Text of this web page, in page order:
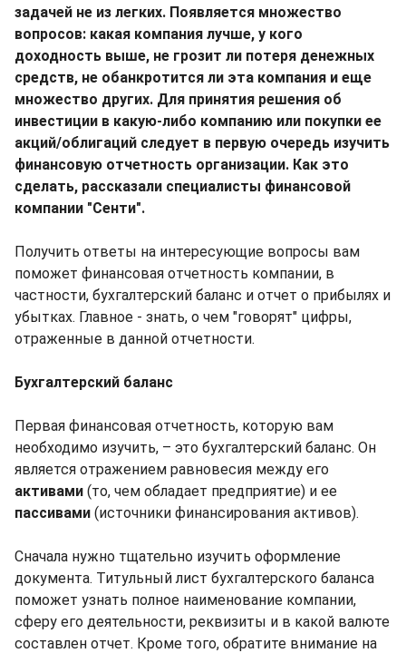
задачей не из легких. Появляется множество
вопросов: какая компания лучше, у кого
доходность выше, не грозит ли потеря денежных
средств, не обанкротится ли эта компания и еще
множество других. Для принятия решения об
инвестиции в какую-либо компанию или покупки ее
акций/облигаций следует в первую очередь изучить
финансовую отчетность организации. Как это
сделать, рассказали специалисты финансовой
компании "Сенти".
Получить ответы на интересующие вопросы вам
поможет финансовая отчетность компании, в
частности, бухгалтерский баланс и отчет о прибылях и
убытках. Главное - знать, о чем "говорят" цифры,
отраженные в данной отчетности.
Бухгалтерский баланс
Первая финансовая отчетность, которую вам
необходимо изучить, – это бухгалтерский баланс. Он
является отражением равновесия между его
активами (то, чем обладает предприятие) и ее
пассивами (источники финансирования активов).
Сначала нужно тщательно изучить оформление
документа. Титульный лист бухгалтерского баланса
поможет узнать полное наименование компании,
сферу его деятельности, реквизиты и в какой валюте
составлен отчет. Кроме того, обратите внимание на